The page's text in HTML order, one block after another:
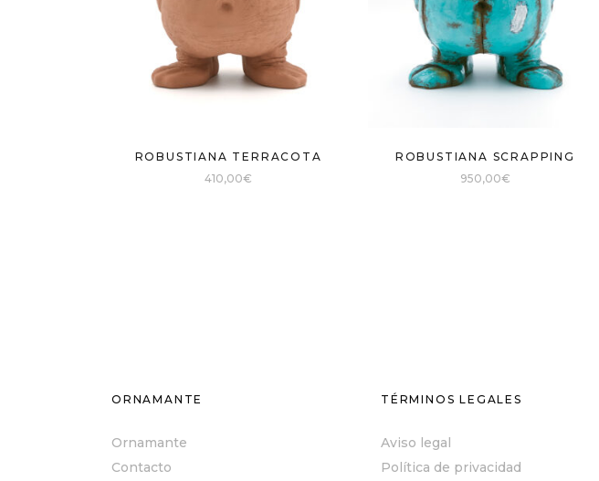
ROBUSTIANA TERRACOTA
410,00€
ROBUSTIANA SCRAPPING
950,00€
ORNAMANTE
Ornamante
Contacto
TÉRMINOS LEGALES
Aviso legal
Política de privacidad